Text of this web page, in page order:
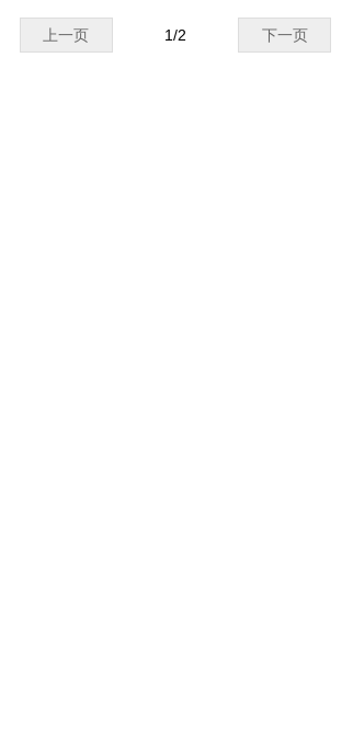
上一页 下一页
1/2